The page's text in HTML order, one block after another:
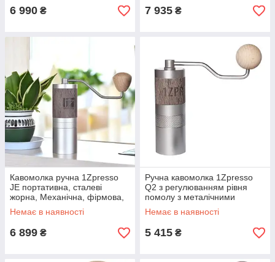
6 990 ₴ 7 935 ₴
Кавомолка ручна 1Zpresso
JE портативна, сталеві
жорна, Механічна, фірмова,
для кави, домашня
Немає в наявності
6 899 ₴
Ручна кавомолка 1Zpresso
Q2 з регулюванням рівня
помолу з металічними
конічними жорнами
Немає в наявності
5 415 ₴